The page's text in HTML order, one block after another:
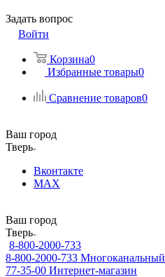
Задать вопрос
Войти
Корзина0
Избранные товары0
Сравнение товаров0
Ваш город
Тверь
Вконтакте
MAX
Ваш город
Тверь
8-800-2000-733
8-800-2000-733 Многоканальный
77-35-00 Интернет-магазин